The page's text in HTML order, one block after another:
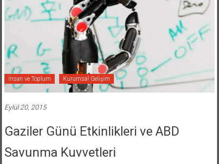
İnsan ve Toplum Kurumsal Gelişim
Eylül 20, 2015
Gaziler Günü Etkinlikleri ve ABD
Savunma Kuvvetleri